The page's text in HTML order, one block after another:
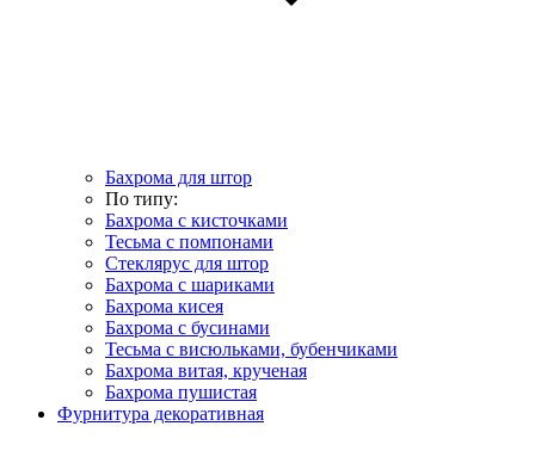
Бахрома для штор
По типу:
Бахрома с кисточками
Тесьма с помпонами
Стеклярус для штор
Бахрома с шариками
Бахрома кисея
Бахрома с бусинами
Тесьма с висюльками, бубенчиками
Бахрома витая, крученая
Бахрома пушистая
Фурнитура декоративная